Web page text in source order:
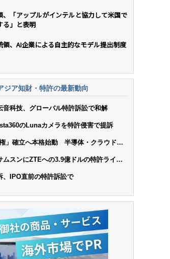
、「アップルがインテルと協力して米国で
る」と表明
領、AI企業による自主的なモデル提出制度
ジア知財・特許の最新動向
音科技、グローバル特許訴訟で和解
のLunaカメラを特許侵害で提訴
」確立へ本格始動 半導体・クラウド・
ムスンにZTEへの3.9億ドルの特許ライセ
、IPO直前の特許訴訟で